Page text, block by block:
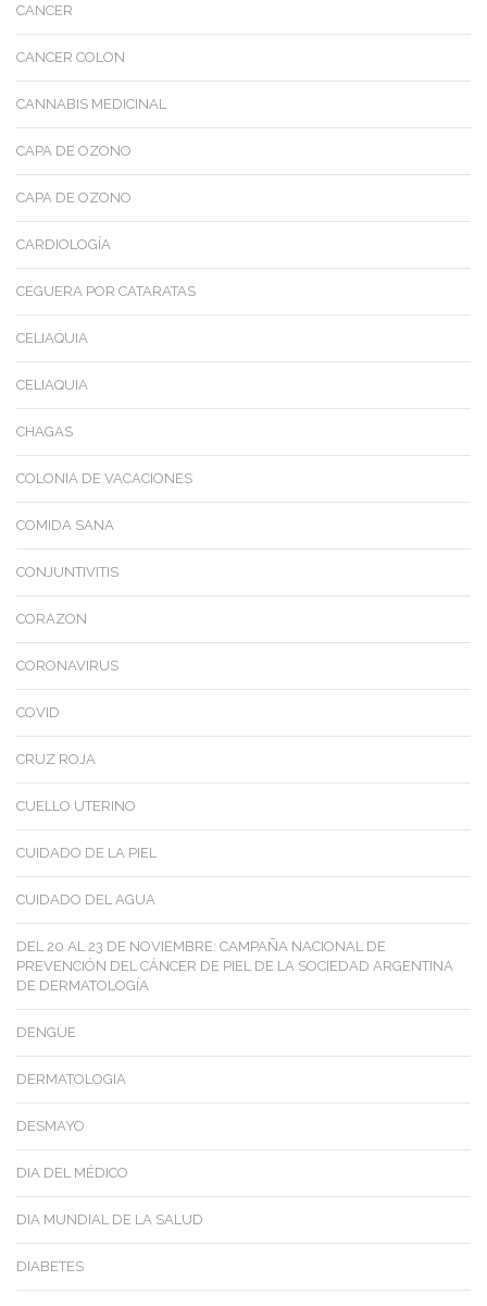
CANCER
CANCER COLON
CANNABIS MEDICINAL
CAPA DE OZONO
CAPA DE OZONO
CARDIOLOGÍA
CEGUERA POR CATARATAS
CELIAQUIA
CELIAQUIA
CHAGAS
COLONIA DE VACACIONES
COMIDA SANA
CONJUNTIVITIS
CORAZON
CORONAVIRUS
COVID
CRUZ ROJA
CUELLO UTERINO
CUIDADO DE LA PIEL
CUIDADO DEL AGUA
DEL 20 AL 23 DE NOVIEMBRE: CAMPAÑA NACIONAL DE
PREVENCIÓN DEL CÁNCER DE PIEL DE LA SOCIEDAD ARGENTINA
DE DERMATOLOGÍA
DENGUE
DERMATOLOGIA
DESMAYO
DIA DEL MÉDICO
DIA MUNDIAL DE LA SALUD
DIABETES